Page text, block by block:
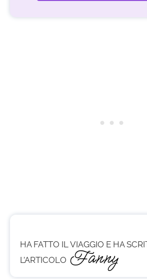
HA FATTO IL VIAGGIO E HA
L’ARTICOLO Fanny